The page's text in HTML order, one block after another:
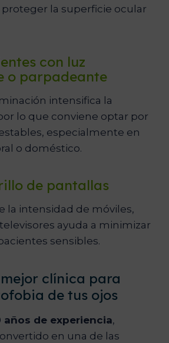
proteger la superficie ocular
con luz
o parpadeante
intensifica la
lo que conviene optar por
especialmente en
o doméstico.
de pantallas
la intensidad de móviles,
ayuda a minimizar
sensibles.
clínica para
de tus ojos
años de experiencia,
en una de las